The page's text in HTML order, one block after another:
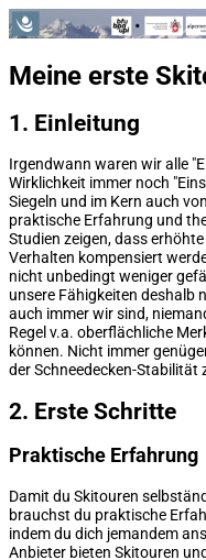
Meine erste
1. Einleitung
Irgendwann waren wir alle
Wirklichkeit immer noch
Siegeln und im Kern auch
praktische Erfahrung und
Studien zeigen, dass
Verhalten kompensiert
nicht unbedingt weniger
unsere Fähigkeiten deshalb
auch immer wir sind,
Regel v.a. oberflächliche
können. Nicht immer
der Schneedecken-Stabilität
2. Erste Schritte
Praktische Erfahrung
Damit du Skitouren
brauchst du praktische
indem du dich jemandem
Anbieter bieten Skitouren